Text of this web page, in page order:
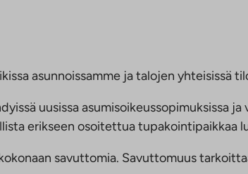
asunnoissamme ja talojen yhteisissä
uusissa asumisoikeussopimuksissa
erikseen osoitettua
savuttomia. Savuttomuus